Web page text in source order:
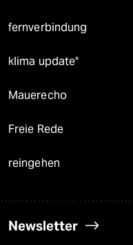
fernverbindung
klima update°
Mauerecho
Freie Rede
reingehen
Newsletter